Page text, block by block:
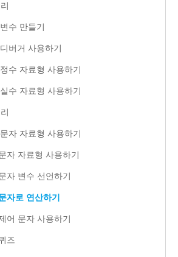
수 만들기
버거 사용하기
수 자료형 사용하기
수 자료형 사용하기
자 자료형 사용하기
자 자료형 사용하기
자 변수 선언하기
자로 연산하기
어 문자 사용하기
즈